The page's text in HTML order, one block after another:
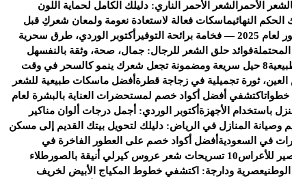
الأحمر الشعر الأحمر الناري: دليلك الكامل لحماية اللون
النهائيماسكات فعالة لاستعادة نعومة ولمعان شعركِ قبل
التوفير
أكتوبر الوردي، طرق سحرية
فوائد حلق الشعر للرجال: جمال، صحة، وثقة بالنفسهل
8 حيل سريعة ومضمونة تجعل شعرك ينمو كالسحر في وقت
ثورة تجميلية في زجاجة قطرة أفضل ماسكات طبيعية للشعر
اكتشفي أفضل أكواد خصم لمستحضرات العناية بالبشرة لعام
باستخدام الأجهزة أكتوبر الوردي: أجمل درجات ألوان مناكير
وصيانة المنازل في الرياض: دليلك لتحويل بيتك القديم إلى مسكن
في السعودية أفضل أكواد خصم على العطور الفاخرة في
للأعراس10 تسريحات شعر عروس كيرلي أنيقة بالصور
طلاء
عصرية ودارجة: اكتشفي خطوط المكياج الأبيض لخريف